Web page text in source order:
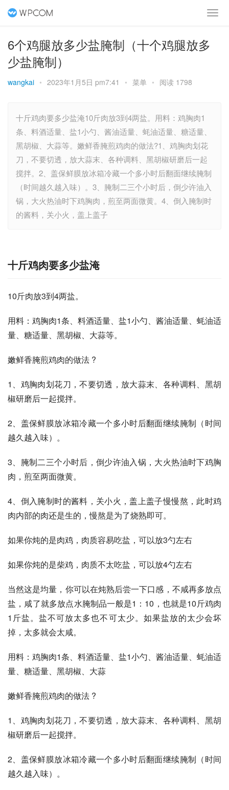
6个鸡腿放多少盐腌制（十个鸡腿放多
少盐腌制）
wangkai • 2023年1月5日 pm7:41 • 菜单 • 阅读 1798
十斤鸡肉要多少盐淹10斤肉放3到4两盐。用料：鸡胸肉1
条、料酒适量、盐1小勺、酱油适量、蚝油适量、糖适量、
黑胡椒、大蒜等。嫩鲜香腌煎鸡肉的做法?1、鸡胸肉划花
刀，不要切透，放大蒜末、各种调料、黑胡椒研磨后一起
搅拌。2、盖保鲜膜放冰箱冷藏一个多小时后翻面继续腌制
（时间越久越入味）。3、腌制二三个小时后，倒少许油入
锅，大火热油时下鸡胸肉，煎至两面微黄。4、倒入腌制时
的酱料，关小火，盖上盖子
十斤鸡肉要多少盐淹
10斤肉放3到4两盐。
用料：鸡胸肉1条、料酒适量、盐1小勺、酱油适量、蚝油适
量、糖适量、黑胡椒、大蒜等。
嫩鲜香腌煎鸡肉的做法 ?
1、鸡胸肉划花刀，不要切透，放大蒜末、各种调料、黑胡
椒研磨后一起搅拌。
2、盖保鲜膜放冰箱冷藏一个多小时后翻面继续腌制（时间
越久越入味）。
3、腌制二三个小时后，倒少许油入锅，大火热油时下鸡胸
肉，煎至两面微黄。
4、倒入腌制时的酱料，关小火，盖上盖子慢慢熬，此时鸡
肉内部的肉还是生的，慢熬是为了烧熟即可。
如果你炖的是肉鸡，肉质容易吃盐，可以放3勺左右
如果你炖的是柴鸡，肉质不太吃盐，可以放4勺左右
当然这是均量，你可以在炖熟后尝一下口感，不咸再多放点
盐，咸了就多放点水腌制品一般是1：10，也就是10斤鸡肉
1斤盐。盐不可放太多也不可太少。如果盐放的太少会坏
掉，太多就会太咸。
用料：鸡胸肉1条、料酒适量、盐1小勺、酱油适量、蚝油适
量、糖适量、黑胡椒、大蒜
嫩鲜香腌煎鸡肉的做法 ?
1、鸡胸肉划花刀，不要切透，放大蒜末、各种调料、黑胡
椒研磨后一起搅拌。
2、盖保鲜膜放冰箱冷藏一个多小时后翻面继续腌制（时间
越久越入味）。